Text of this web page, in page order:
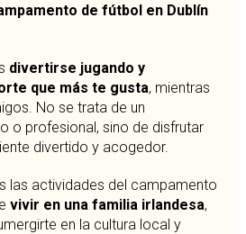
de fútbol en Dublín
divertirse jugando y
que más te gusta, mientras
No se trata de un
o profesional, sino de disfrutar
divertido y acogedor.
las actividades del campamento
vivir en una familia irlandesa,
en la cultura local y